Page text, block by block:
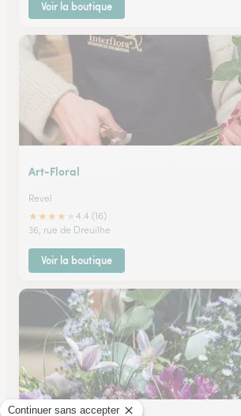
Voir la boutique
Art-Floral
Revel
★★★★
4.4 (16)
36, rue de Dreuilhe
Voir la boutique